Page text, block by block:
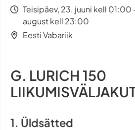
Teisipäev, 23. juuni kell 01:00
august kell 23:00
Eesti Vabariik
G. LURICH 150
1. Üldsätted